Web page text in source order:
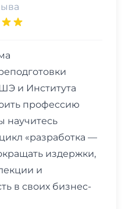
и Института
профессию
научитесь
«разработка —
издержки,
и
в своих бизнес-